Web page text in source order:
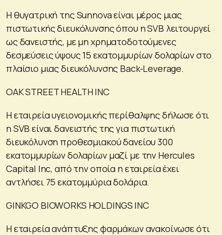
Η θυγατρική της Sunnova είναι μέρος μιας
πιστωτικής διευκόλυνσης όπου η SVB λειτουργεί
ως δανειστής, με μη χρηματοδοτούμενες
δεσμεύσεις ύψους 15 εκατομμυρίων δολαρίων στο
πλαίσιο μιας διευκόλυνσης Back-Leverage.
OAK STREET HEALTH INC
Η εταιρεία υγειονομικής περίθαλψης δήλωσε ότι
η SVB είναι δανειστής της για πιστωτική
διευκόλυνση προθεσμιακού δανείου 300
εκατομμυρίων δολαρίων μαζί με την Hercules
Capital Inc, από την οποία η εταιρεία έχει
αντλήσει 75 εκατομμύρια δολάρια.
GINKGO BIOWORKS HOLDINGS INC
Η εταιρεία ανάπτυξης φαρμάκων ανακοίνωσε ότι